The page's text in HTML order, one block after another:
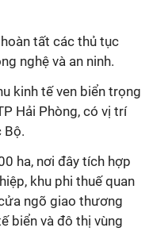
tất các thủ tục
nghệ và an ninh.
kinh tế ven biển trọng
Hải Phòng, có vị trí
Bộ.
ha, nơi đây tích hợp
khu phi thuế quan
ngõ giao thương
biển và đô thị vùng